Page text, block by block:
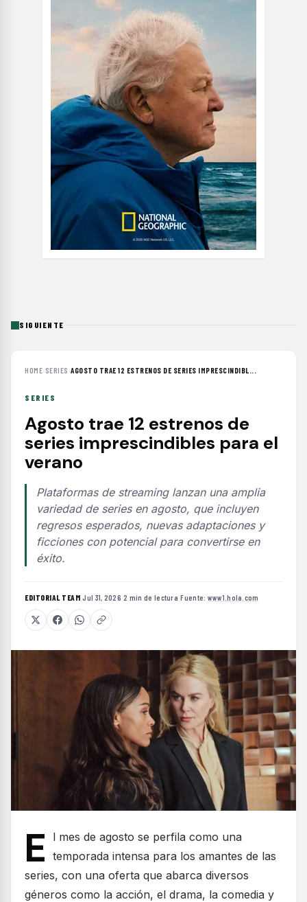
SIGUIENTE
HOME› SERIES ›AGOSTO TRAE 12 ESTRENOS DE SERIES IMPRESCINDIBL...
SERIES
Agosto trae 12 estrenos de
series imprescindibles para el
verano
Plataformas de streaming lanzan una amplia
variedad de series en agosto, que incluyen
regresos esperados, nuevas adaptaciones y
ficciones con potencial para convertirse en
éxito.
EDITORIAL TEAM·Jul 31, 2026·2 min de lectura·Fuente: www1.hola.com
E
l mes de agosto se perfila como una
temporada intensa para los amantes de las
series, con una oferta que abarca diversos
géneros como la acción, el drama, la comedia y